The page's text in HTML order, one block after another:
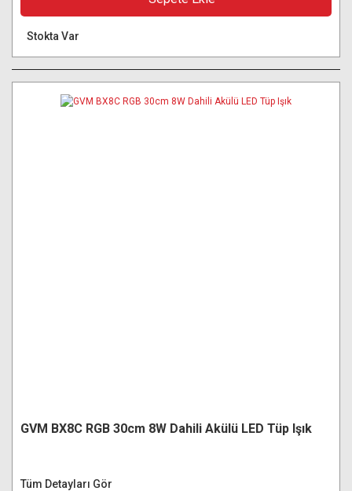
Stokta Var
GVM BX8C RGB 30cm 8W Dahili Akülü LED Tüp Işık
Tüm Detayları Gör